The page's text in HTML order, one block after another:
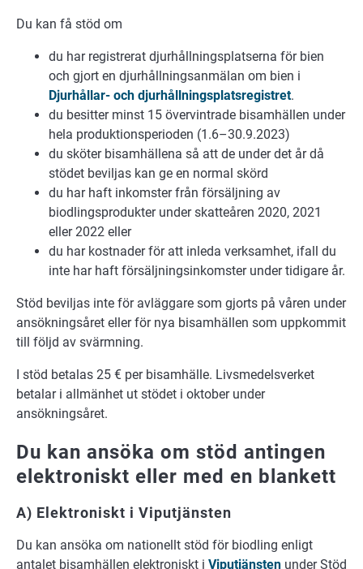
Du kan få stöd om
du har registrerat djurhållningsplatserna för bien
och gjort en djurhållningsanmälan om bien i
Djurhållar- och djurhållningsplatsregistret.
du besitter minst 15 övervintrade bisamhällen under
hela produktionsperioden (1.6–30.9.2023)
du sköter bisamhällena så att de under det år då
stödet beviljas kan ge en normal skörd
du har haft inkomster från försäljning av
biodlingsprodukter under skatteåren 2020, 2021
eller 2022 eller
du har kostnader för att inleda verksamhet, ifall du
inte har haft försäljningsinkomster under tidigare år.
Stöd beviljas inte för avläggare som gjorts på våren under
ansökningsåret eller för nya bisamhällen som uppkommit
till följd av svärmning.
I stöd betalas 25 € per bisamhälle. Livsmedelsverket
betalar i allmänhet ut stödet i oktober under
ansökningsåret.
Du kan ansöka om stöd antingen
elektroniskt eller med en blankett
A) Elektroniskt i Viputjänsten
Du kan ansöka om nationellt stöd för biodling enligt
antalet bisamhällen elektroniskt i Viputjänsten under Stöd